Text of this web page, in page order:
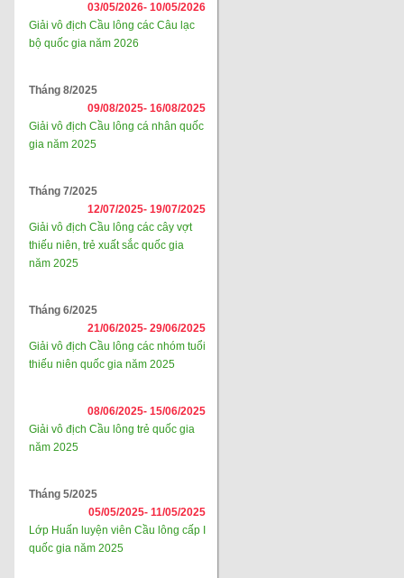
03/05/2026- 10/05/2026
Giải vô địch Cầu lông các Câu lạc
bộ quốc gia năm 2026
Tháng 8/2025
09/08/2025- 16/08/2025
Giải vô địch Cầu lông cá nhân quốc
gia năm 2025
Tháng 7/2025
12/07/2025- 19/07/2025
Giải vô địch Cầu lông các cây vợt
thiếu niên, trẻ xuất sắc quốc gia
năm 2025
Tháng 6/2025
21/06/2025- 29/06/2025
Giải vô địch Cầu lông các nhóm tuổi
thiếu niên quốc gia năm 2025
08/06/2025- 15/06/2025
Giải vô địch Cầu lông trẻ quốc gia
năm 2025
Tháng 5/2025
05/05/2025- 11/05/2025
Lớp Huấn luyện viên Cầu lông cấp I
quốc gia năm 2025